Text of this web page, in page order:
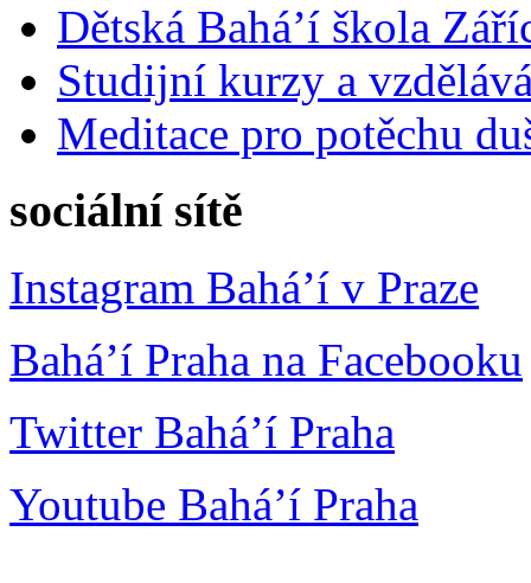
Dětská Bahá’í škola
Studijní kurzy a
Meditace pro potěchu
sociální sítě
Instagram Bahá’í v Praze
Bahá’í Praha na Facebooku
Twitter Bahá’í Praha
Youtube Bahá’í Praha